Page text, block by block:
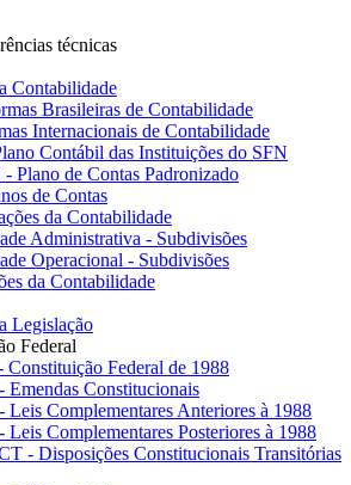
técnicas
Contabilidade
Brasileiras de Contabilidade
Internacionais de Contabilidade
Contábil das Instituições do SFN
Plano de Contas Padronizado
de Contas
da Contabilidade
Administrativa - Subdivisões
Operacional - Subdivisões
da Contabilidade
Legislação
Federal
Constituição Federal de 1988
Emendas Constitucionais
Leis Complementares Anteriores à 1988
Leis Complementares Posteriores à 1988
- Disposições Constitucionais Transitórias